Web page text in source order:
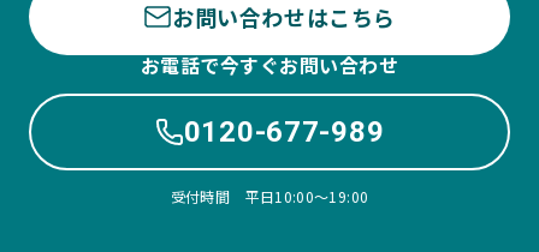
お問い合わせはこちら
お電話で今すぐお問い合わせ
0120-677-989
受付時間 平日10:00〜19:00